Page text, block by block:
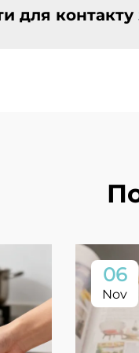
для контакту
06
Nov